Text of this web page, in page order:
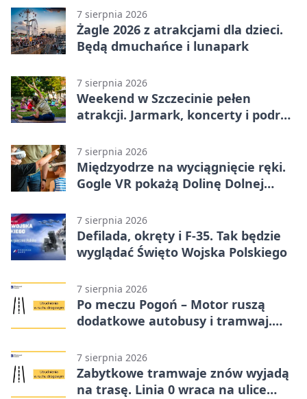
7 sierpnia 2026
Żagle 2026 z atrakcjami dla dzieci.
Będą dmuchańce i lunapark
7 sierpnia 2026
Weekend w Szczecinie pełen
atrakcji. Jarmark, koncerty i podróż
7 sierpnia 2026
Międzyodrze na wyciągnięcie ręki.
Gogle VR pokażą Dolinę Dolnej
7 sierpnia 2026
Defilada, okręty i F-35. Tak będzie
wyglądać Święto Wojska Polskiego
7 sierpnia 2026
Po meczu Pogoń – Motor ruszą
dodatkowe autobusy i tramwaj.
7 sierpnia 2026
Zabytkowe tramwaje znów wyjadą
na trasę. Linia 0 wraca na ulice